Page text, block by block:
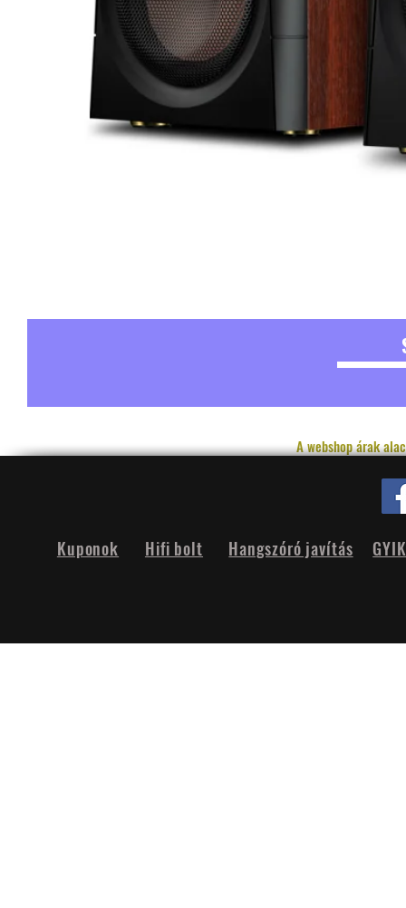
A webshop árak
Hifi bolt
Kuponok Hangszóró javítás GYIK